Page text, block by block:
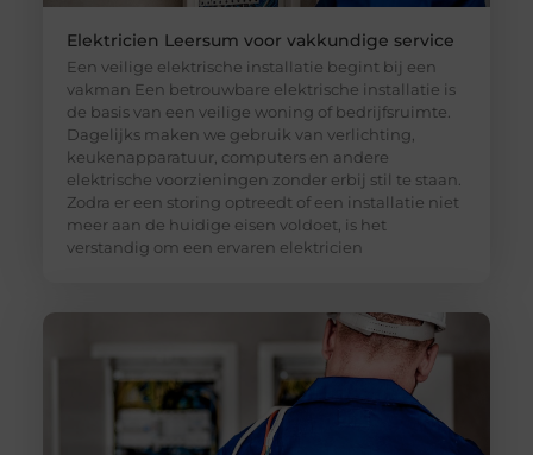
Elektricien Leersum voor vakkundige service
Een veilige elektrische installatie begint bij een
vakman Een betrouwbare elektrische installatie is
de basis van een veilige woning of bedrijfsruimte.
Dagelijks maken we gebruik van verlichting,
keukenapparatuur, computers en andere
elektrische voorzieningen zonder erbij stil te staan.
Zodra er een storing optreedt of een installatie niet
meer aan de huidige eisen voldoet, is het
verstandig om een ervaren elektricien